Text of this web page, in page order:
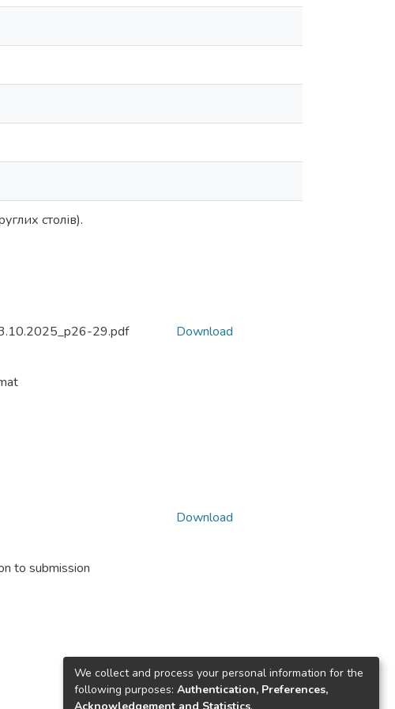
столів).
29.pdf
Download
to submission
Download
We collect and process your personal information for the
following purposes: Authentication, Preferences,